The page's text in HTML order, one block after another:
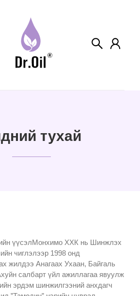
тухай
үүсэлМонхимо ХХК нь Шинжлэх
чиглэлээр 1998 онд
жилдээ Анагаах Ухаан, Байгаль
салбарт үйл ажиллагаа явуулж
эрдэм шинжилгээний анхдагч